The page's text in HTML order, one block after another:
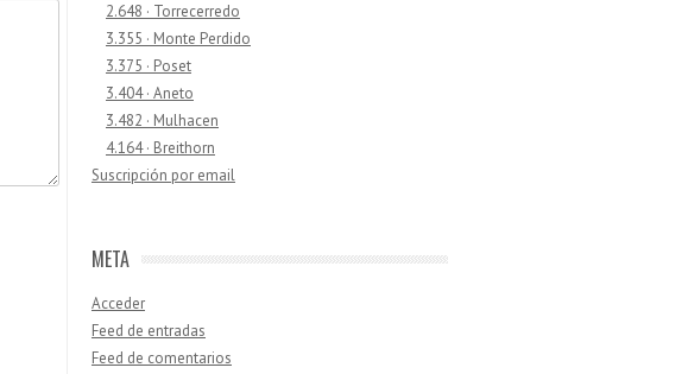
2.648 · Torrecerredo
3.355 · Monte Perdido
3.375 · Poset
3.404 · Aneto
3.482 · Mulhacen
4.164 · Breithorn
Suscripción por email
META
Acceder
Feed de entradas
Feed de comentarios